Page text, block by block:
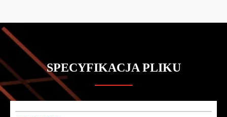
SPECYFIKACJA PLIKU